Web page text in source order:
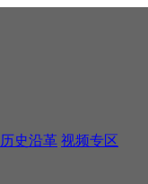
历史沿革 视频专区